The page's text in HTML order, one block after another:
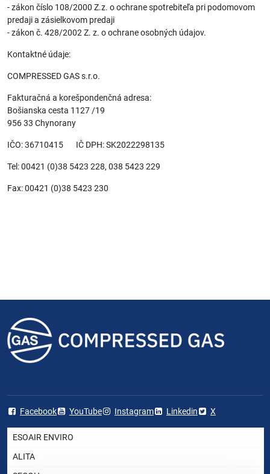
- zákon číslo 108/2000 Z.z. o ochrane spotrebiteľa pri podomovom
predaji a zásielkovom predaji
- zákon č. 428/2002 Z. z. o ochrane osobných údajov.
Kontaktné údaje:
COMPRESSED GAS s.r.o.
Fakturačná a korešpondenčná adresa:
Bošianska cesta 1127 /19
956 33 Chynorany
IČO: 36710415 IČ DPH: SK2022298135
Tel: 00421 (0)38 5423 228, 038 5423 229
Fax: 00421 (0)38 5423 230
Facebook YouTube Instagram Linkedin X
ESOAIR ENVIRO
ALITA